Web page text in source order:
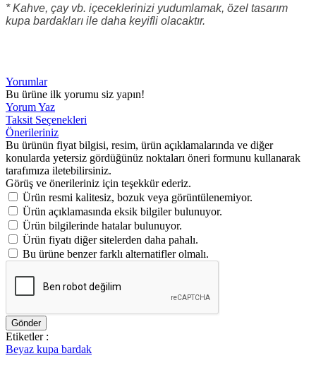
* Kahve, çay vb. içeceklerinizi yudumlamak, özel tasarım
kupa bardakları ile daha keyifli olacaktır.
Yorumlar
Bu ürüne ilk yorumu siz yapın!
Yorum Yaz
Taksit Seçenekleri
Önerileriniz
Bu ürünün fiyat bilgisi, resim, ürün açıklamalarında ve diğer
konularda yetersiz gördüğünüz noktaları öneri formunu kullanarak
tarafımıza iletebilirsiniz.
Görüş ve önerileriniz için teşekkür ederiz.
Ürün resmi kalitesiz, bozuk veya görüntülenemiyor.
Ürün açıklamasında eksik bilgiler bulunuyor.
Ürün bilgilerinde hatalar bulunuyor.
Ürün fiyatı diğer sitelerden daha pahalı.
Bu ürüne benzer farklı alternatifler olmalı.
Gönder
Etiketler :
Beyaz kupa bardak